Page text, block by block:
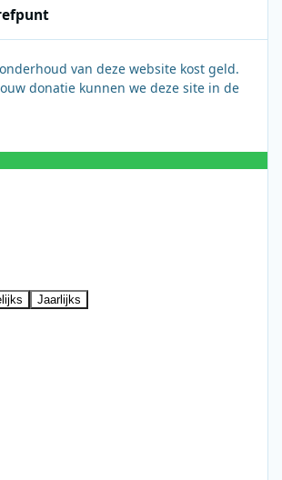
van deze website kost geld.
donatie kunnen we deze site in de